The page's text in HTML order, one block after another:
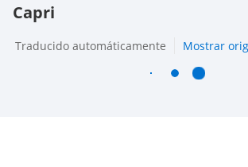
Capri
Traducido automáticamente Mostrar